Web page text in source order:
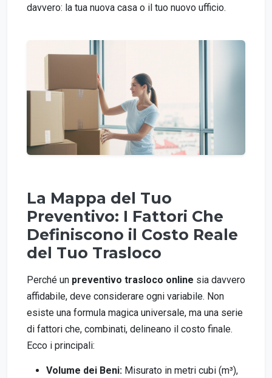
davvero: la tua nuova casa o il tuo nuovo ufficio.
La Mappa del Tuo
Preventivo: I Fattori Che
Definiscono il Costo Reale
del Tuo Trasloco
Perché un preventivo trasloco online sia davvero
affidabile, deve considerare ogni variabile. Non
esiste una formula magica universale, ma una serie
di fattori che, combinati, delineano il costo finale.
Ecco i principali:
Volume dei Beni: Misurato in metri cubi (m³),